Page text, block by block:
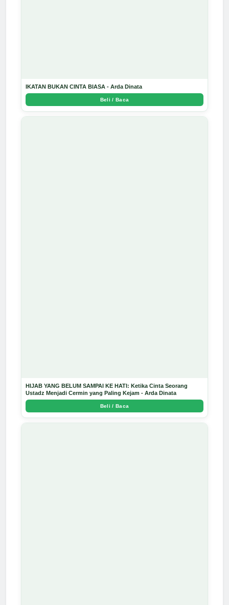
IKATAN BUKAN CINTA BIASA - Arda Dinata
Beli / Baca
HIJAB YANG BELUM SAMPAI KE HATI: Ketika Cinta Seorang
Ustadz Menjadi Cermin yang Paling Kejam - Arda Dinata
Beli / Baca